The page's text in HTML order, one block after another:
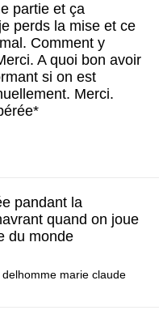
partie et ça
perds la mise et ce
Comment y
A quoi bon avoir
si on est
Merci.
pandant la
quand on joue
du monde
delhomme marie claude